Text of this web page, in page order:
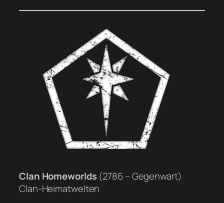
Clan Homeworlds(2786 – Gegenwart)
Clan-Heimatwelten